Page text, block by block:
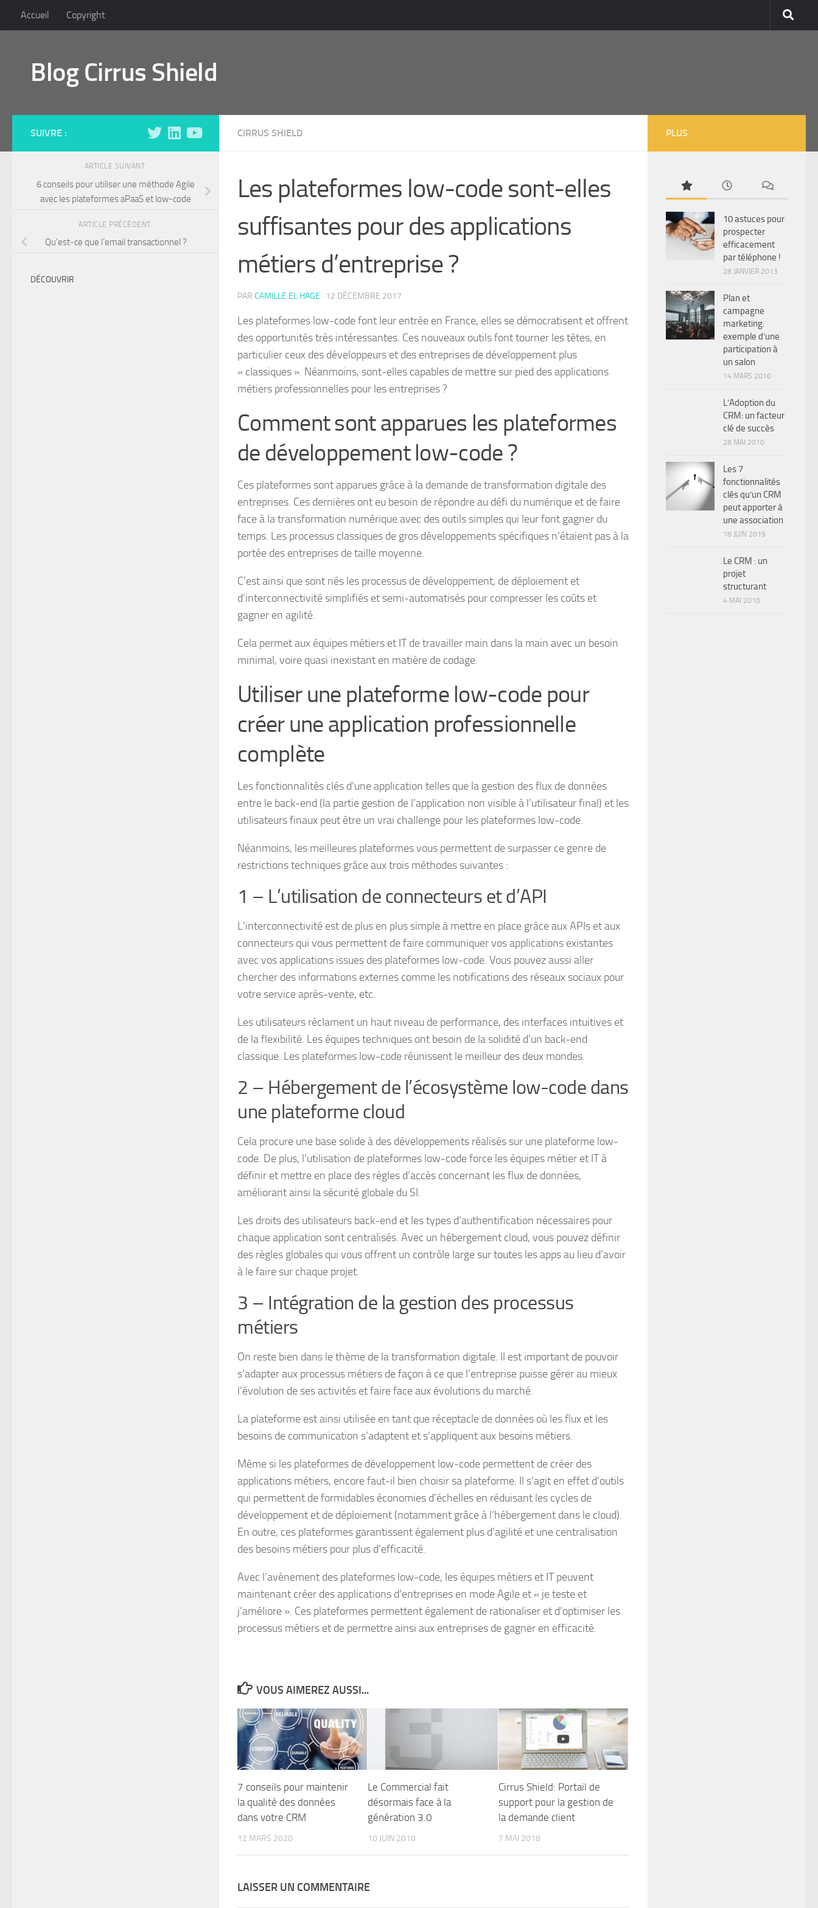
Skip to content
Accueil Copyright
Blog Cirrus Shield
CIRRUS SHIELD
Les plateformes low-code sont-elles
suffisantes pour des applications
métiers d’entreprise ?
PAR CAMILLE EL HAGE · 12 DÉCEMBRE 2017
Les plateformes low-code font leur entrée en France, elles se démocratisent et offrent
des opportunités très intéressantes. Ces nouveaux outils font tourner les têtes, en
particulier ceux des développeurs et des entreprises de développement plus
« classiques ». Néanmoins, sont-elles capables de mettre sur pied des applications
métiers professionnelles pour les entreprises ?
Comment sont apparues les plateformes
de développement low-code ?
Ces plateformes sont apparues grâce à la demande de transformation digitale des
entreprises. Ces dernières ont eu besoin de répondre au défi du numérique et de faire
face à la transformation numérique avec des outils simples qui leur font gagner du
temps. Les processus classiques de gros développements spécifiques n’étaient pas à la
portée des entreprises de taille moyenne.
C’est ainsi que sont nés les processus de développement, de déploiement et
d’interconnectivité simplifiés et semi-automatisés pour compresser les coûts et
gagner en agilité.
Cela permet aux équipes métiers et IT de travailler main dans la main avec un besoin
minimal, voire quasi inexistant en matière de codage.
Utiliser une plateforme low-code pour
créer une application professionnelle
complète
Les fonctionnalités clés d’une application telles que la gestion des flux de données
entre le back-end (la partie gestion de l’application non visible à l’utilisateur final) et les
utilisateurs finaux peut être un vrai challenge pour les plateformes low-code.
Néanmoins, les meilleures plateformes vous permettent de surpasser ce genre de
restrictions techniques grâce aux trois méthodes suivantes :
1 – L’utilisation de connecteurs et d’API
L’interconnectivité est de plus en plus simple à mettre en place grâce aux APIs et aux
connecteurs qui vous permettent de faire communiquer vos applications existantes
avec vos applications issues des plateformes low-code. Vous pouvez aussi aller
chercher des informations externes comme les notifications des réseaux sociaux pour
votre service après-vente, etc.
Les utilisateurs réclament un haut niveau de performance, des interfaces intuitives et
de la flexibilité. Les équipes techniques ont besoin de la solidité d’un back-end
classique. Les plateformes low-code réunissent le meilleur des deux mondes.
2 – Hébergement de l’écosystème low-code dans
une plateforme cloud
Cela procure une base solide à des développements réalisés sur une plateforme low-
code. De plus, l’utilisation de plateformes low-code force les équipes métier et IT à
définir et mettre en place des règles d’accès concernant les flux de données,
améliorant ainsi la sécurité globale du SI.
Les droits des utilisateurs back-end et les types d’authentification nécessaires pour
chaque application sont centralisés. Avec un hébergement cloud, vous pouvez définir
des règles globales qui vous offrent un contrôle large sur toutes les apps au lieu d’avoir
à le faire sur chaque projet.
3 – Intégration de la gestion des processus
métiers
On reste bien dans le thème de la transformation digitale. Il est important de pouvoir
s’adapter aux processus métiers de façon à ce que l’entreprise puisse gérer au mieux
l’évolution de ses activités et faire face aux évolutions du marché.
La plateforme est ainsi utilisée en tant que réceptacle de données où les flux et les
besoins de communication s’adaptent et s’appliquent aux besoins métiers.
Même si les plateformes de développement low-code permettent de créer des
applications métiers, encore faut-il bien choisir sa plateforme. Il s’agit en effet d’outils
qui permettent de formidables économies d’échelles en réduisant les cycles de
développement et de déploiement (notamment grâce à l’hébergement dans le cloud).
En outre, ces plateformes garantissent également plus d’agilité et une centralisation
des besoins métiers pour plus d’efficacité.
Avec l’avènement des plateformes low-code, les équipes métiers et IT peuvent
maintenant créer des applications d’entreprises en mode Agile et « je teste et
j’améliore ». Ces plateformes permettent également de rationaliser et d’optimiser les
processus métiers et de permettre ainsi aux entreprises de gagner en efficacité.
VOUS AIMEREZ AUSSI...
7 conseils pour maintenir
la qualité des données
dans votre CRM
12 MARS 2020
Le Commercial fait
désormais face à la
génération 3.0
10 JUIN 2010
Cirrus Shield: Portail de
support pour la gestion de
la demande client
7 MAI 2018
LAISSER UN COMMENTAIRE
SUIVRE :
ARTICLE SUIVANT
6 conseils pour utiliser une méthode Agile
avec les plateformes aPaaS et low-code
ARTICLE PRÉCÉDENT
Qu’est-ce que l’email transactionnel ?
DÉCOUVRIR
PLUS
10 astuces pour
prospecter
efficacement
par téléphone !
28 JANVIER 2013
Plan et
campagne
marketing:
exemple d’une
participation à
un salon
14 MARS 2010
L’Adoption du
CRM: un facteur
clé de succès
28 MAI 2010
Les 7
fonctionnalités
clés qu’un CRM
peut apporter à
une association
18 JUIN 2019
Le CRM : un
projet
structurant
4 MAI 2010